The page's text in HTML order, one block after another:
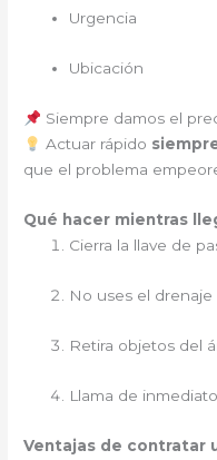
Urgencia
Ubicación
Siempre damos el
Actuar rápido
que el problema
Qué hacer mientras
Cierra la llave de
No uses el drenaje
Retira objetos del
Llama de inmediato
Ventajas de contratar